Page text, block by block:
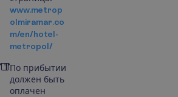
www.metrop
olmiramar.co
m/en/hotel-
metropol/
По прибытии
должен быть
оплачен